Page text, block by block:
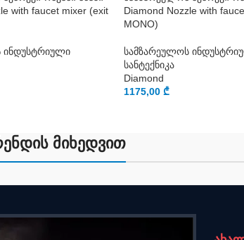
with faucet mixer (exit
ინდუსტრიული
Diamond Nozzle with
MONO)
სამზარეულოს
სანტექნიკა
Diamond
1175,00₾
მიხედვით